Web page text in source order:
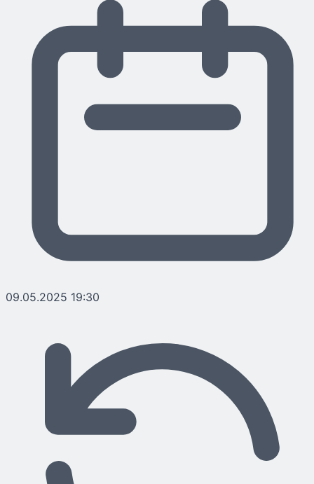
09.05.2025 19:30